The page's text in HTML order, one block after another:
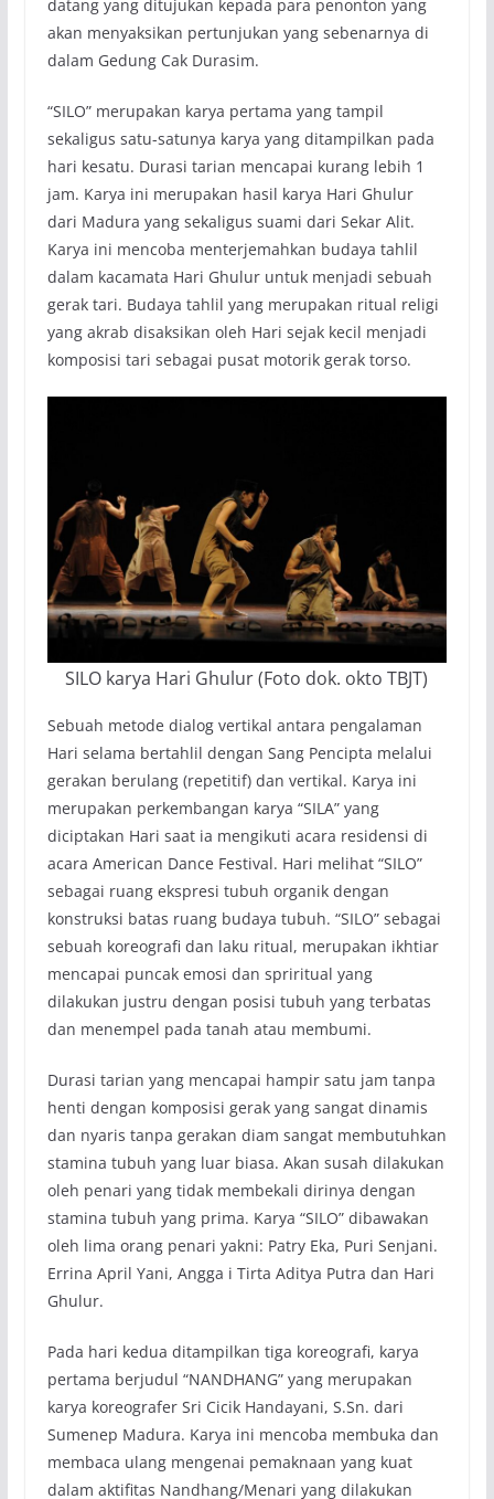
datang yang ditujukan kepada para penonton yang
akan menyaksikan pertunjukan yang sebenarnya di
dalam Gedung Cak Durasim.
“SILO” merupakan karya pertama yang tampil
sekaligus satu-satunya karya yang ditampilkan pada
hari kesatu. Durasi tarian mencapai kurang lebih 1
jam. Karya ini merupakan hasil karya Hari Ghulur
dari Madura yang sekaligus suami dari Sekar Alit.
Karya ini mencoba menterjemahkan budaya tahlil
dalam kacamata Hari Ghulur untuk menjadi sebuah
gerak tari. Budaya tahlil yang merupakan ritual religi
yang akrab disaksikan oleh Hari sejak kecil menjadi
komposisi tari sebagai pusat motorik gerak torso.
SILO karya Hari Ghulur (Foto dok. okto TBJT)
Sebuah metode dialog vertikal antara pengalaman
Hari selama bertahlil dengan Sang Pencipta melalui
gerakan berulang (repetitif) dan vertikal. Karya ini
merupakan perkembangan karya “SILA” yang
diciptakan Hari saat ia mengikuti acara residensi di
acara American Dance Festival. Hari melihat “SILO”
sebagai ruang ekspresi tubuh organik dengan
konstruksi batas ruang budaya tubuh. “SILO” sebagai
sebuah koreografi dan laku ritual, merupakan ikhtiar
mencapai puncak emosi dan spriritual yang
dilakukan justru dengan posisi tubuh yang terbatas
dan menempel pada tanah atau membumi.
Durasi tarian yang mencapai hampir satu jam tanpa
henti dengan komposisi gerak yang sangat dinamis
dan nyaris tanpa gerakan diam sangat membutuhkan
stamina tubuh yang luar biasa. Akan susah dilakukan
oleh penari yang tidak membekali dirinya dengan
stamina tubuh yang prima. Karya “SILO” dibawakan
oleh lima orang penari yakni: Patry Eka, Puri Senjani.
Errina April Yani, Angga i Tirta Aditya Putra dan Hari
Ghulur.
Pada hari kedua ditampilkan tiga koreografi, karya
pertama berjudul “NANDHANG” yang merupakan
karya koreografer Sri Cicik Handayani, S.Sn. dari
Sumenep Madura. Karya ini mencoba membuka dan
membaca ulang mengenai pemaknaan yang kuat
dalam aktifitas Nandhang/Menari yang dilakukan